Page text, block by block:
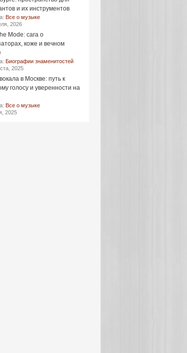
и их инструментов
Все о музыке
2026
Mode: сага о
коже и вечном
Биографии знаменитостей
2025
в Москве: путь к
голосу и уверенности на
Все о музыке
2025